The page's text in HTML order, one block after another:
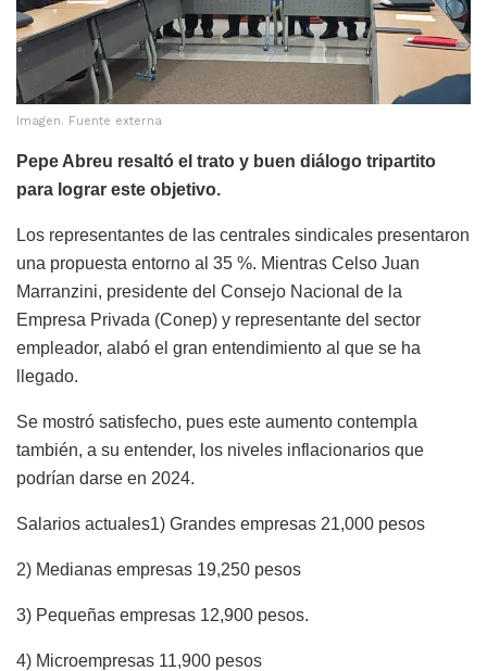
Imagen. Fuente externa
Pepe Abreu resaltó el trato y buen diálogo tripartito
para lograr este objetivo.
Los representantes de las centrales sindicales presentaron
una propuesta entorno al 35 %. Mientras Celso Juan
Marranzini, presidente del Consejo Nacional de la
Empresa Privada (Conep) y representante del sector
empleador, alabó el gran entendimiento al que se ha
llegado.
Se mostró satisfecho, pues este aumento contempla
también, a su entender, los niveles inflacionarios que
podrían darse en 2024.
Salarios actuales1) Grandes empresas 21,000 pesos
2) Medianas empresas 19,250 pesos
3) Pequeñas empresas 12,900 pesos.
4) Microempresas 11,900 pesos